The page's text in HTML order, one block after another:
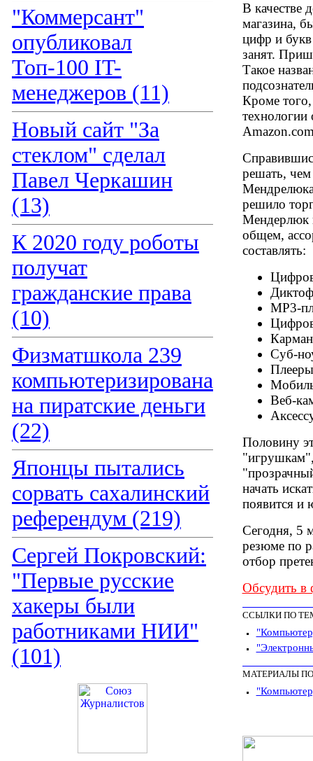
"Коммерсант"
опубликовал
Топ-100 IT-
менеджеров (11)
Новый сайт "За
стеклом" сделал
Павел Черкашин
(13)
К 2020 году роботы
получат
гражданские права
(10)
Физматшкола 239
компьютеризирована
на пиратские деньги
(22)
Японцы пытались
сорвать сахалинский
референдум (219)
Сергей Покровский:
"Первые русские
хакеры были
работниками НИИ"
(101)
В качестве
магазина,
цифр и букв
занят.
Такое
Кроме
технологии
решать, чем
решило
Мендерлюк
общем,
составлять:
МР3-
Суб-
Веб-
Половину
начать
появится и
Сегодня, 5
резюме по
отбор
Обсудить в
ССЫЛКИ ПО
МАТЕРИАЛЫ